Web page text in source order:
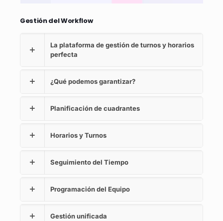
Gestión del Workflow
La plataforma de gestión de turnos y horarios
perfecta
¿Qué podemos garantizar?
Planificación de cuadrantes
Horarios y Turnos
Seguimiento del Tiempo
Programación del Equipo
Gestión unificada